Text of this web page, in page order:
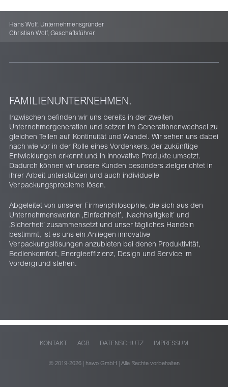
Hans Wolf, Unternehmensgründer
Christian Wolf, Geschäftsführer
FAMILIENUNTERNEHMEN.
Inzwischen befinden wir uns bereits in der zweiten
Unternehmergeneration und setzen im Generationenwechsel zu
gleichen Teilen auf Kontinuität und Wandel. Wir sehen uns dabei
nach wie vor in der Rolle eines Vordenkers, der zukünftige
Entwicklungen erkennt und in innovative Produkte umsetzt.
Dadurch können wir unsere Kunden besonders zielgerichtet in
ihrer Arbeit unterstützen und auch individuelle
Verpackungsprobleme lösen.
Abgeleitet von unserer Firmenphilosophie, die sich aus den
Unternehmenswerten ‚Einfachheit’, ‚Nachhaltigkeit’ und
‚Sicherheit’ zusammensetzt und unser tägliches Handeln
bestimmt, ist es uns ein Anliegen innovative
Verpackungslösungen anzubieten bei denen Produktivität,
Bedienkomfort, Energieeffizienz, Design und Service im
Vordergrund stehen.
KONTAKT AGB DATENSCHUTZ IMPRESSUM
© 2019-2026 | hawo GmbH | Alle Rechte vorbehalten